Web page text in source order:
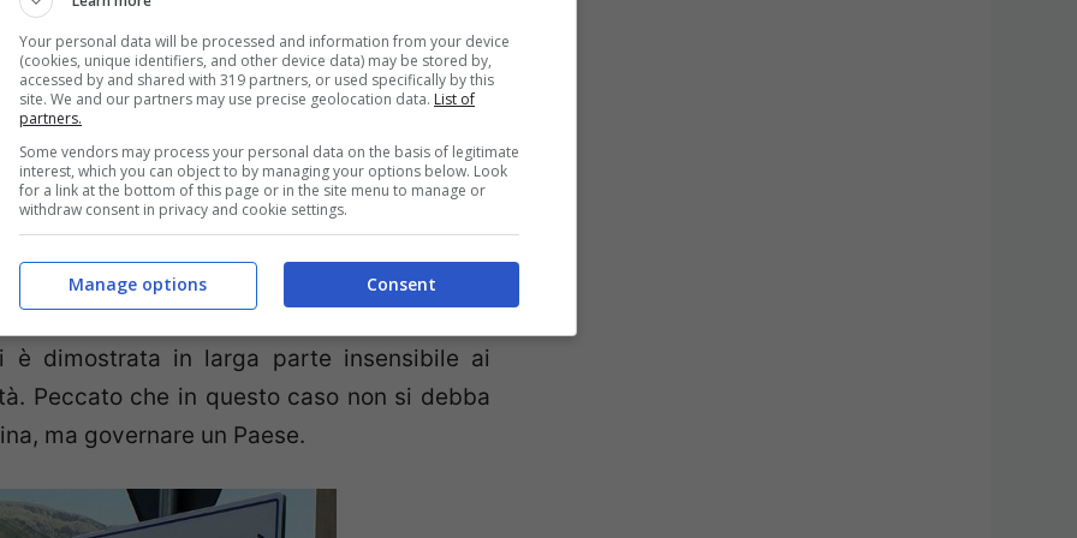
di tecnici capaci e preparati, si è
“mostri” digitali dal nulla e con mezzi
intorno: tutto questo non ha fatto che
sulla Rete praticamente vive
quindi i ragazzi. I metodi utilizzati per
di una campagna di marketing ben
immediate e accattivanti, slogan fatti di
fake newsche parlano alla “pancia”,
il
dimostrata in larga parte insensibile ai
Peccato che in questo caso non si debba
ma governare un Paese.
Your personal data will be processed and information from your device
(cookies, unique identifiers, and other device data) may be stored by,
accessed by and shared with 319 partners, or used specifically by this
site. We and our partners may use precise geolocation data. List of
partners.
Some vendors may process your personal data on the basis of legitimate
interest, which you can object to by managing your options below. Look
for a link at the bottom of this page or in the site menu to manage or
withdraw consent in privacy and cookie settings.
Consent
Manage options